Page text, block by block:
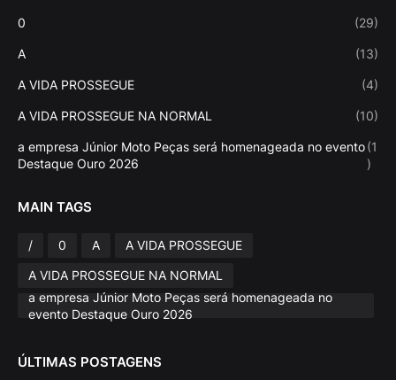
0 (29)
A (13)
A VIDA PROSSEGUE (4)
A VIDA PROSSEGUE NA NORMAL (10)
a empresa Júnior Moto Peças será homenageada no evento
Destaque Ouro 2026
(1
)
MAIN TAGS
/ 0 A
A VIDA PROSSEGUE
A VIDA PROSSEGUE NA NORMAL
a empresa Júnior Moto Peças será homenageada no
evento Destaque Ouro 2026
ÚLTIMAS POSTAGENS